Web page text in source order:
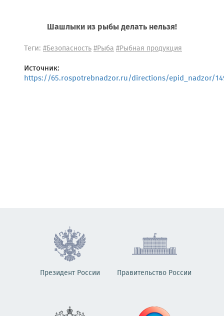
Шашлыки из рыбы делать нельзя!
Теги: #Безопасность#Рыба#Рыбная продукция
Источник:
https://65.rospotrebnadzor.ru/directions/epid_nadzor/
Президент России Правительство России